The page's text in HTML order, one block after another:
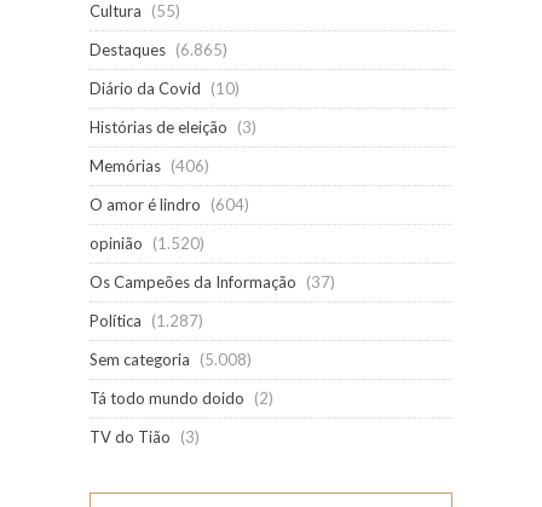
Cultura
(55)
Destaques (6.865)
Diário da Covid
(10)
Histórias de eleição
(3)
Memórias (406)
O amor é lindro
(604)
opinião
(1.520)
Os Campeões da Informação
(37)
Política
(1.287)
Sem categoria
(5.008)
Tá todo mundo doido
(2)
TV do Tião
(3)